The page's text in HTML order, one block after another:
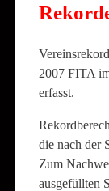
2007 FITA
erfasst.
die nach der
Zum
ausgefüllten